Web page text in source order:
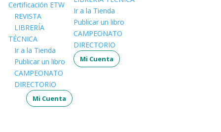
Certificación ETW
REVISTA
LIBRERÍA
TÉCNICA
Ir a la Tienda
Publicar un libro
CAMPEONATO
DIRECTORIO
Mi Cuenta
Ir a la Tienda
Publicar un libro
CAMPEONATO
DIRECTORIO
Mi Cuenta